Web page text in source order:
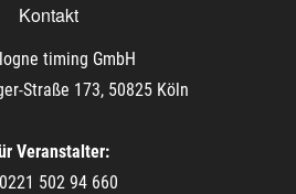
Kontakt
timing GmbH
Straße 173, 50825 Köln
Veranstalter:
502 94 660